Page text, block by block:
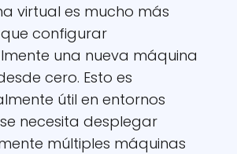
virtual es mucho más
configurar
una nueva máquina
cero. Esto es
útil en entornos
necesita desplegar
múltiples máquinas